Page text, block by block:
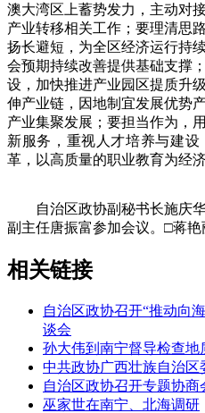
澳大湾区上蓄势发力，主动对
产业转移相关工作；要理清思
扬长避短，为全区经济运行持
会预期持续改善提供基础支撑
设，加快推进产业园区提质升
伸产业链，因地制宜发展优势
产业集聚发展；要担当作为，
新服务，重视人才培养与建
革，以高质量的职业教育为经
自治区政协副秘书长施庆华
副主任唐振富参加会议。□蒋艳
相关链接
自治区政协召开“推动向
谈会
孙大伟到南宁督导检查
中共政协广西壮族自治
自治区政协召开专题协
巫家世在南宁、北海调研